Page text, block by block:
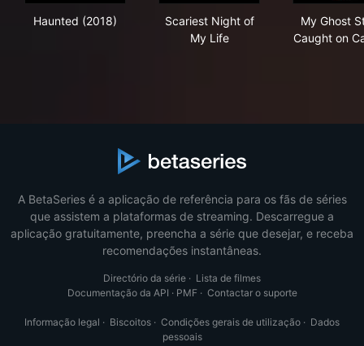
Haunted (2018)
Scariest Night of
My Life
My Ghost
Caught on
A BetaSeries é a aplicação de referência para os fãs de séries
que assistem a plataformas de streaming. Descarregue a
aplicação gratuitamente, preencha a série que desejar, e receba
recomendações instantâneas.
Directório da série · Lista de filmes
Documentação da API · PMF· Contactar o suporte
Informação legal · Biscoitos · Condições gerais de utilização · Dados
pessoais